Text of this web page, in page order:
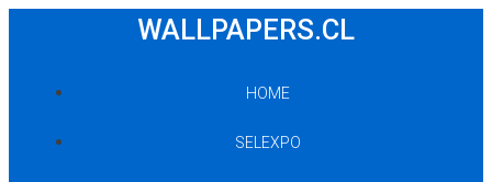
WALLPAPERS.CL
HOME
SELEXPO